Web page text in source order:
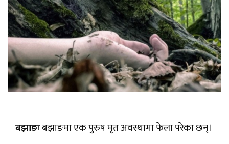
बझाङःबझाङमा एक पुरुष मृत अवस्थामा फेला परेका छन्।